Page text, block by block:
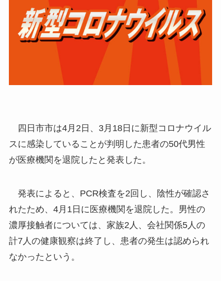
四日市市は4月2日、3月18日に新型コロナウイル
スに感染していることが判明した患者の50代男性
が医療機関を退院したと発表した。
発表によると、PCR検査を2回し、陰性が確認さ
れたため、4月1日に医療機関を退院した。男性の
濃厚接触者については、家族2人、会社関係5人の
計7人の健康観察は終了し、患者の発生は認められ
なかったという。